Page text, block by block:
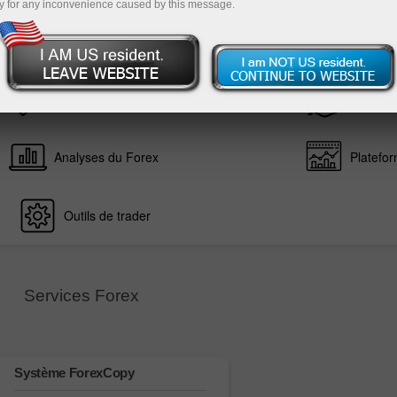
Dépôt et retrait de fonds
Analyses du Forex
Outils de trader
Services Forex
Système ForexCopy
for any inconvenience caused by this message.